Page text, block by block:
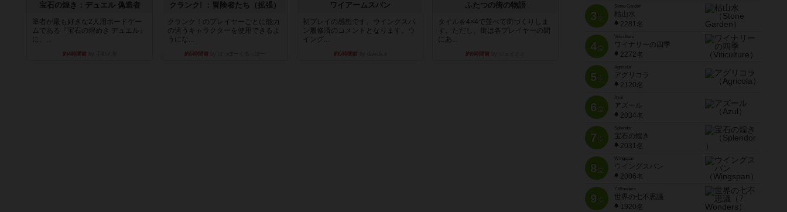
宝石の煌き：デュエル 偽造者
筆者が最も好きな2人用ボードゲー
ムである『宝石の煌めき デュエル』
に、...
約4時間前
クランク! ：冒険者たち（拡張）
クランク！のプレイヤーごとに能力
の違うキャラクターを使用できるよ
うにな...
約5時間前
ワイアームスパン
初プレイの感想です。ウイングスパ
ン履修済のコメントとなります。ウ
イング...
約5時間前
ふたつの街の物語
タイルを4×4で並べて街づくりしま
す。ただし、街は各プレイヤーの間
にあ...
約9時間前
3位
Stone Garden
枯山水
2281名
4位
Viticulture
ワイナリーの四季
2272名
5位
Agricola
アグリコラ
2120名
6位
Azul
アズール
2034名
7位
宝石の煌き
2031名
8位
Wingspan
ウイングスパン
2006名
9位
7 Wonders
世界の七不思議
1920名